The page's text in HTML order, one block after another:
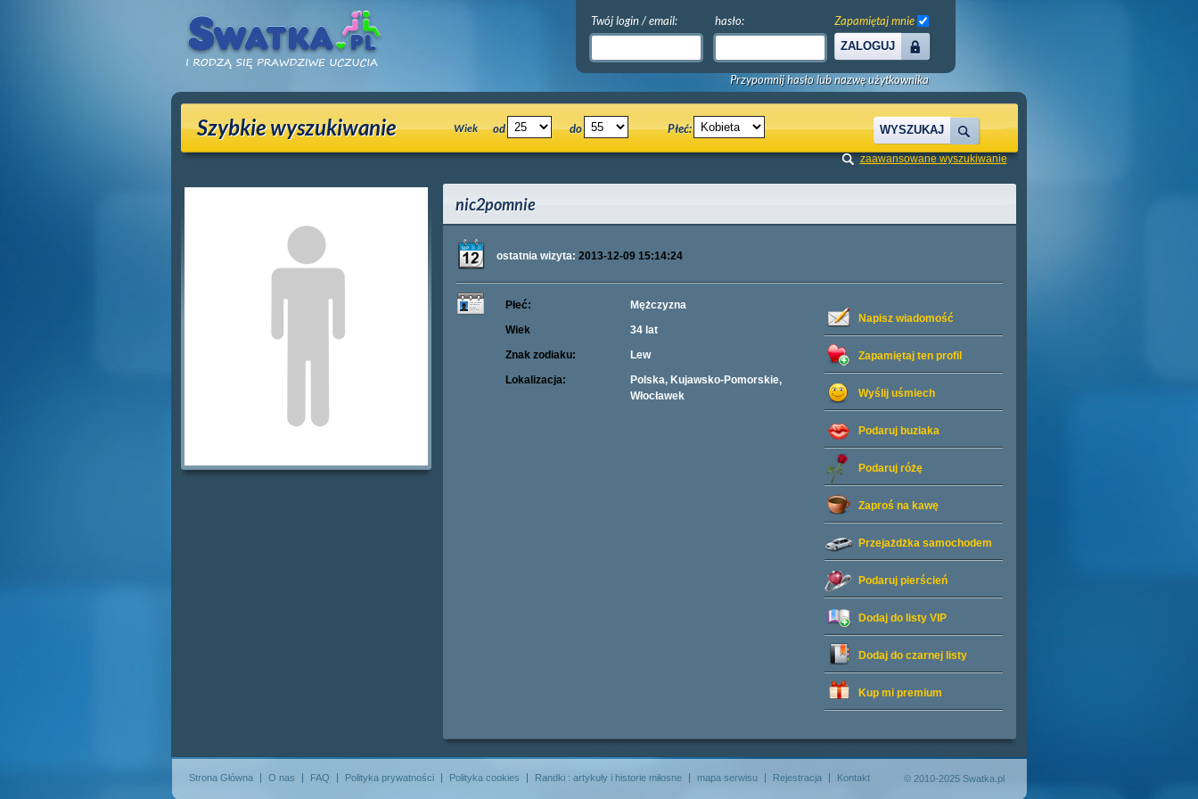
Twój login / email: hasło:
ZALOGUJ
Zapamiętaj mnie
Przypomnij hasło lub nazwę użytkownika
Szybkie wyszukiwanie Wiek od do Płeć: WYSZUKAJ
zaawansowane wyszukiwanie
nic2pomnie
ostatnia wizyta: 2013-12-09 15:14:24
Napisz wiadomość
Zapamiętaj ten profil
Wyślij uśmiech
Podaruj buziaka
Podaruj różę
Zaproś na kawę
Przejażdżka samochodem
Podaruj pierścień
Dodaj do listy VIP
Dodaj do czarnej listy
Kup mi premium
Płeć:
Mężczyzna
Wiek
34 lat
Znak zodiaku:
Lew
Lokalizacja:
Polska, Kujawsko-Pomorskie,
Włocławek
Strona Główna O nas FAQ Polityka prywatności Polityka cookies Randki : artykuły i historie miłosne mapa serwisu Rejestracja Kontakt © 2010-2025 Swatka.pl